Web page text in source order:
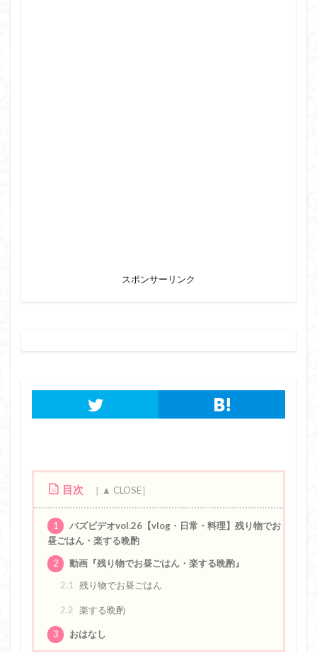
スポンサーリンク
目次
1
バズビデオvol.26【vlog・日常・料理】残り物でお
昼ごはん・楽する晩酌
2
動画『残り物でお昼ごはん・楽する晩酌』
2.1
残り物でお昼ごはん
2.2 楽する晩酌
3 おはなし